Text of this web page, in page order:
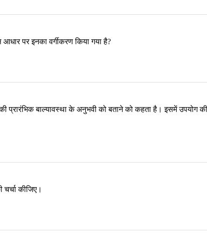
पर इनका वर्गीकरण किया गया है?
प्रारंभिक बाल्यावस्था के अनुभवी को बताने को कहता है। इसमें उपयोग
चर्चा कीजिए।